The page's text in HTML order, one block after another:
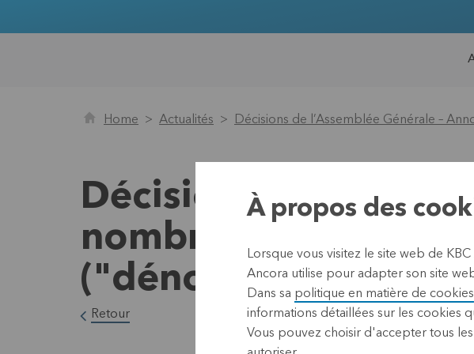
Home Actualités Décisions de l’Assemblée Générale –
Décisions de
nombre total des
("dénominateur")
Retour
À propos des
Lorsque vous visitez le site web de
Ancora utilise pour adapter son site
Dans sa politique en matière de cookies
informations détaillées sur les cookies
Vous pouvez choisir d'accepter tous